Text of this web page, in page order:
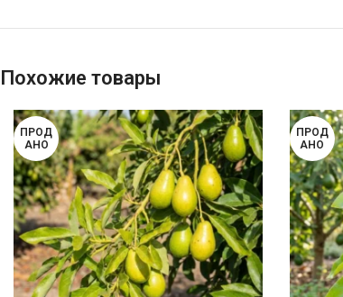
Похожие товары
ПРОД
АНО
ПРОД
АНО